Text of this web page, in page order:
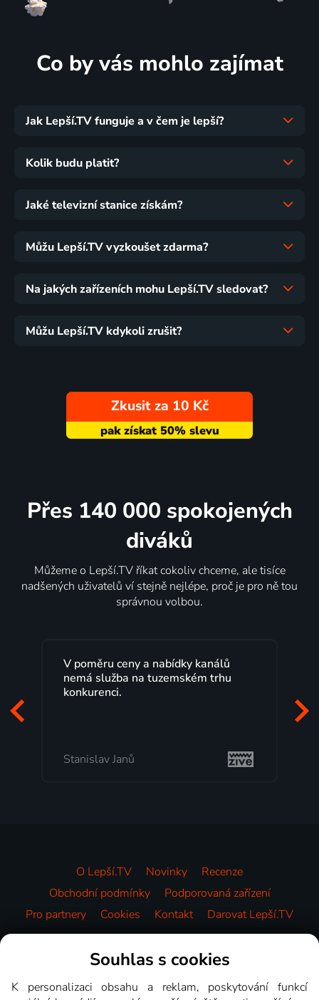
Co by vás mohlo zajímat
Jak Lepší.TV funguje a v čem je lepší?
Kolik budu platit?
Jaké televizní stanice získám?
Můžu Lepší.TV vyzkoušet zdarma?
Na jakých zařízeních mohu Lepší.TV sledovat?
Můžu Lepší.TV kdykoli zrušit?
Zkusit za 10 Kč
Přes 140 000 spokojených
diváků
Můžeme o Lepší.TV říkat cokoliv chceme, ale tisíce
nadšených uživatelů ví stejně nejlépe, proč je pro ně tou
správnou volbou.
V poměru ceny a nabídky kanálů
nemá služba na tuzemském trhu
konkurenci.
Stanislav Janů
O Lepší.TV Novinky
Recenze
Obchodní podmínky
Podporovaná zařízení
Pro partnery
Cookies Kontakt Darovat Lepší.TV
Videotéka
Souhlas s cookies
K personalizaci obsahu a reklam, poskytování funkcí